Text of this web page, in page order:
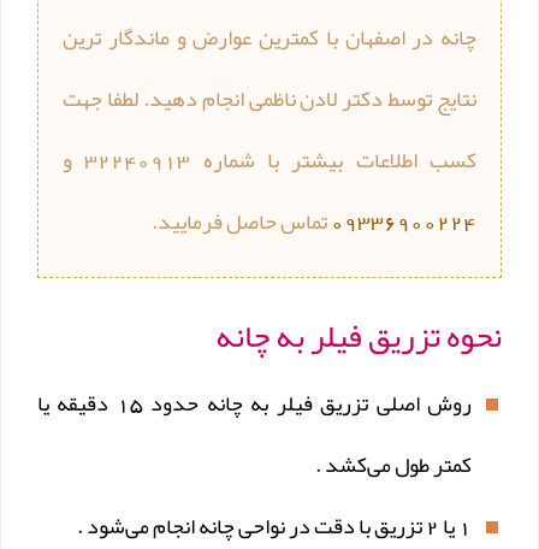
چانه در اصفهان با کمترین عوارض و ماندگار ترین
نتایج توسط دکتر لادن ناظمی انجام دهید. لطفا جهت
کسب اطلاعات بیشتر با شماره 32240913 و
09336900224تماس حاصل فرمایید.
نحوه تزریق فیلر به چانه
روش اصلی تزریق فیلر به چانه حدود 15 دقیقه یا
کمتر طول می‌کشد .
1 یا 2 تزریق با دقت در نواحی چانه انجام می‌شود .